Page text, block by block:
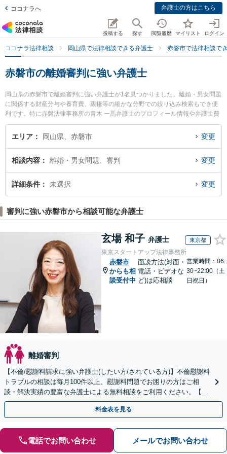
ココナラへ 弁護士の方はこちら
投稿する 探す 閲覧履歴 マイリスト ログイン
ココナラ法律相談 岡山県で法律相談できる弁護士 赤磐市で法律相談で
赤磐市の離婚審判に強い弁護士
岡山県の赤磐市で離婚審判に強い弁護士が1名見つかりました。離婚・男女問題
に関係する財産分与や養育費、親権等の細かな分野での絞り込み検索もでき便
利です。特に赤磐法律事務所の青木 一馬弁護士のプロフィール情報や弁護士費
用、強みなどが注目されています。『赤磐市で土日や夜間に発生した離婚審判
のトラブルを今すぐに弁護士に相談したい』『離婚審判のトラブル解決の実績
です。
エリア 岡山県、赤磐市 変更
相談内容 離婚・男女問題、審判 変更
詳細条件 未選択 変更
審判に強い赤磐市から相談可能な弁護士
玄場 和子 弁護士 東京都
東京スタートアップ法律事務所
赤磐市
からも相
談受付中
面談方法(対面・
電話・ビデオな
ど)は応相談
営業時間：06:
30~22:00（土
日祝日）
離婚審判
【不倫/慰謝料請求に強い弁護士(したい方/されている方)】不倫慰謝料
トラブルの相談は毎月100件以上、慰謝料問題でお困りの方はご相
談・解決実績の豊富な弁護士による無料相談をご利用ください。【初
回相談０円(電話)】【全国対応】
料金表を見る
電話でお問い合わせ メールでお問い合わせ